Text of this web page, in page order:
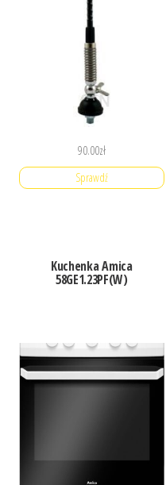
90.00zł
Sprawdź
Kuchenka Amica
58GE1.23PF(W)